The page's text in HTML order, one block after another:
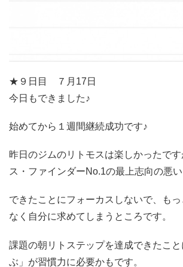
★９日目 ７月17日
今日もできました♪
始めてから１週間継続成功です♪
昨日のジムのリトモスは楽しかったで
ス・ファインダーNo.1の最上志向の悪い
できたことにフォーカスしないで、も
なく自分に求めてしまうところです。
課題の朝リトステップを達成できたこ
ぶ」が習慣力に必要かもです。